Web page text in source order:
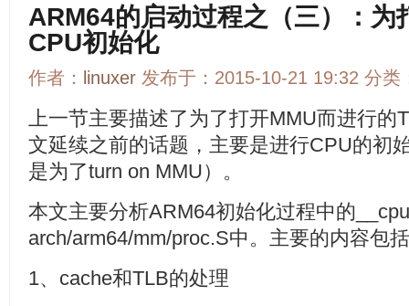
ARM64的启动过程之（三）：为
CPU初始化
作者： linuxer 发布于：2015-10-21 19:32 分类
上一节主要描述了为了打开MMU而进行的
文延续之前的话题，主要是进行CPU的初
是为了turn on MMU）。
本文主要分析ARM64初始化过程中的
arch/arm64/mm/proc.S中。主要的内容包
1、cache和TLB的处理